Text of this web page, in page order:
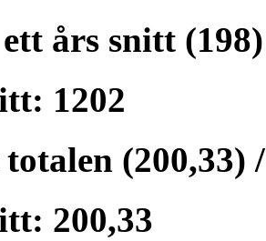
års snitt (198)
1202
(200,33)
200,33